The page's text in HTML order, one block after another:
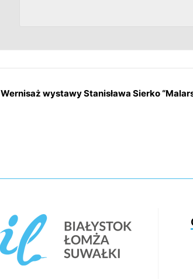
Wernisaż wystawy Stanisława Sierko